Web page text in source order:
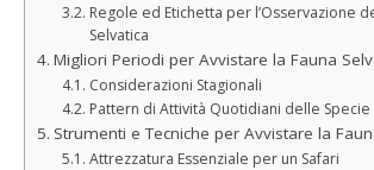
Regole ed Etichetta per l’Osservazione
Selvatica
Migliori Periodi per Avvistare la Fauna
Considerazioni Stagionali
Pattern di Attività Quotidiani delle Specie
Strumenti e Tecniche per Avvistare la
Attrezzatura Essenziale per un Safari